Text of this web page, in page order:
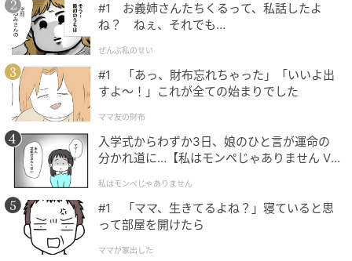
#1 お義姉さんたちくるって、私話したよ
ね？ ねぇ、それでも…
ぜんぶ私のせい
#1 「あっ、財布忘れちゃった」「いいよ出
すよ〜！」これが全ての始まりでした
ママ友の財布
入学式からわずか3日、娘のひと言が運命の
分かれ道に…【私はモンペじゃありません Vo
私はモンペじゃありません
#1 「ママ、生きてるよね？」寝ていると思
って部屋を開けたら
ママが家出した